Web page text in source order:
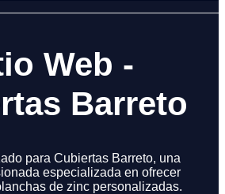
Web -
Barreto
para Cubiertas Barreto, una
especializada en ofrecer
de zinc personalizadas.